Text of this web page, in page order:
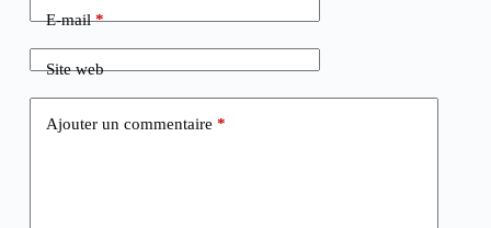
E-mail*
Site web
Ajouter un commentaire *